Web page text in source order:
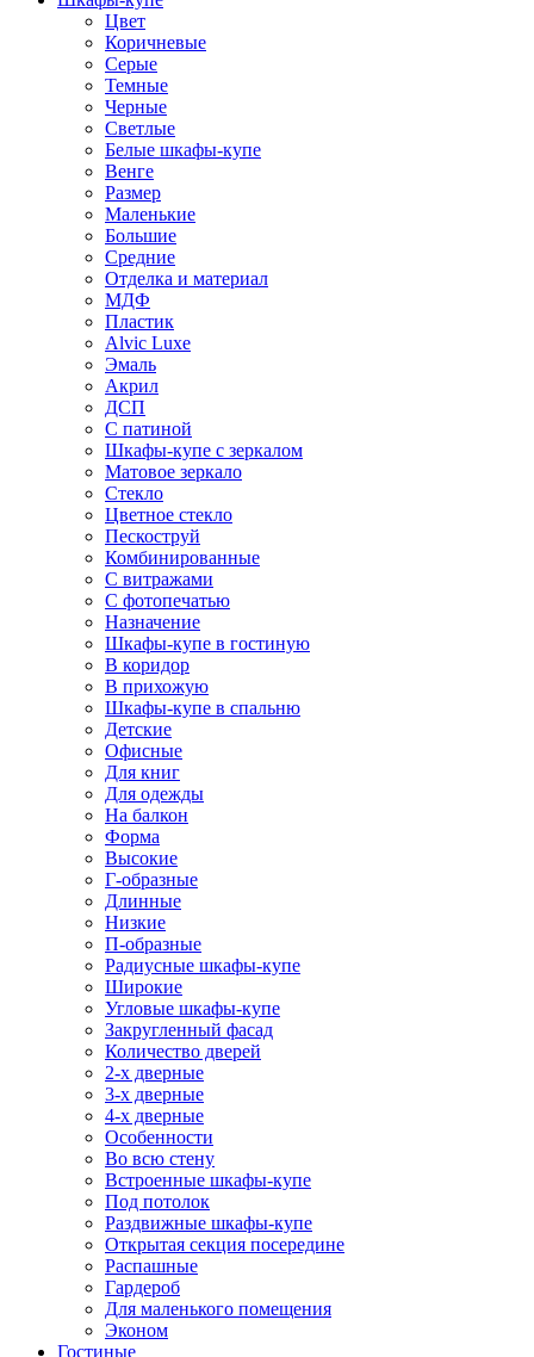
Цвет
Коричневые
Серые
Темные
Черные
Светлые
Белые шкафы-купе
Венге
Размер
Маленькие
Большие
Средние
Отделка и материал
МДФ
Пластик
Alvic Luxe
Эмаль
Акрил
ДСП
С патиной
Шкафы-купе с зеркалом
Матовое зеркало
Стекло
Цветное стекло
Пескоструй
Комбинированные
С витражами
С фотопечатью
Назначение
Шкафы-купе в гостиную
В коридор
В прихожую
Шкафы-купе в спальню
Детские
Офисные
Для книг
Для одежды
На балкон
Форма
Высокие
Г-образные
Длинные
Низкие
П-образные
Радиусные шкафы-купе
Широкие
Угловые шкафы-купе
Закругленный фасад
Количество дверей
2-х дверные
3-х дверные
4-х дверные
Особенности
Во всю стену
Встроенные шкафы-купе
Под потолок
Раздвижные шкафы-купе
Открытая секция посередине
Распашные
Гардероб
Для маленького помещения
Эконом
Гостиные